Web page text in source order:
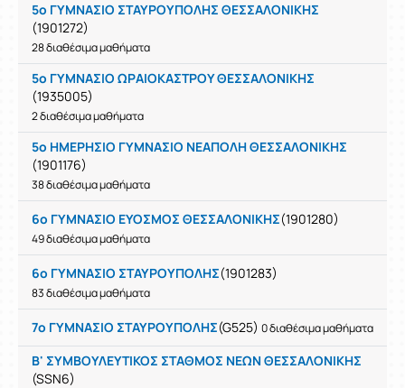
5ο ΓΥΜΝΑΣΙΟ ΣΤΑΥΡΟΥΠΟΛΗΣ ΘΕΣΣΑΛΟΝΙΚΗΣ
(1901272)
28 διαθέσιμα μαθήματα
5ο ΓΥΜΝΑΣΙΟ ΩΡΑΙΟΚΑΣΤΡΟΥ ΘΕΣΣΑΛΟΝΙΚΗΣ
(1935005)
2 διαθέσιμα μαθήματα
5ο ΗΜΕΡΗΣΙΟ ΓΥΜΝΑΣΙΟ ΝΕΑΠΟΛΗ ΘΕΣΣΑΛΟΝΙΚΗΣ
(1901176)
38 διαθέσιμα μαθήματα
6ο ΓΥΜΝΑΣΙΟ ΕΥΟΣΜΟΣ ΘΕΣΣΑΛΟΝΙΚΗΣ(1901280)
49 διαθέσιμα μαθήματα
6ο ΓΥΜΝΑΣΙΟ ΣΤΑΥΡΟΥΠΟΛΗΣ(1901283)
83 διαθέσιμα μαθήματα
7ο ΓΥΜΝΑΣΙΟ ΣΤΑΥΡΟΥΠΟΛΗΣ(G525) 0 διαθέσιμα μαθήματα
Β' ΣΥΜΒΟΥΛΕΥΤΙΚΟΣ ΣΤΑΘΜΟΣ ΝΕΩΝ ΘΕΣΣΑΛΟΝΙΚΗΣ
(SSN6)